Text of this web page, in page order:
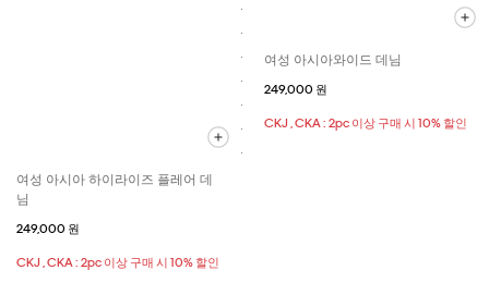
여성 아시아 하이라이즈 플레어 데
님
249,000 원
CKJ , CKA : 2pc 이상 구매 시 10% 할인
여성 아시아와이드 데님
249,000 원
CKJ , CKA : 2pc 이상 구매 시 10% 할인